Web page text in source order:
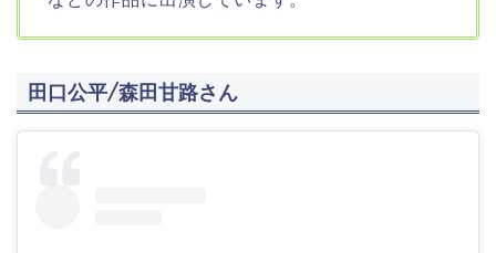
田口公平/森田甘路さん